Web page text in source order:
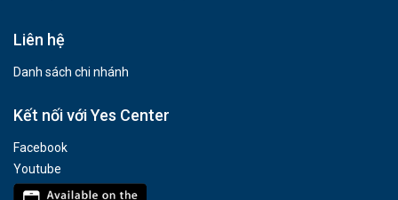
Liên hệ
Danh sách chi nhánh
Kết nối với Yes Center
Facebook
Youtube